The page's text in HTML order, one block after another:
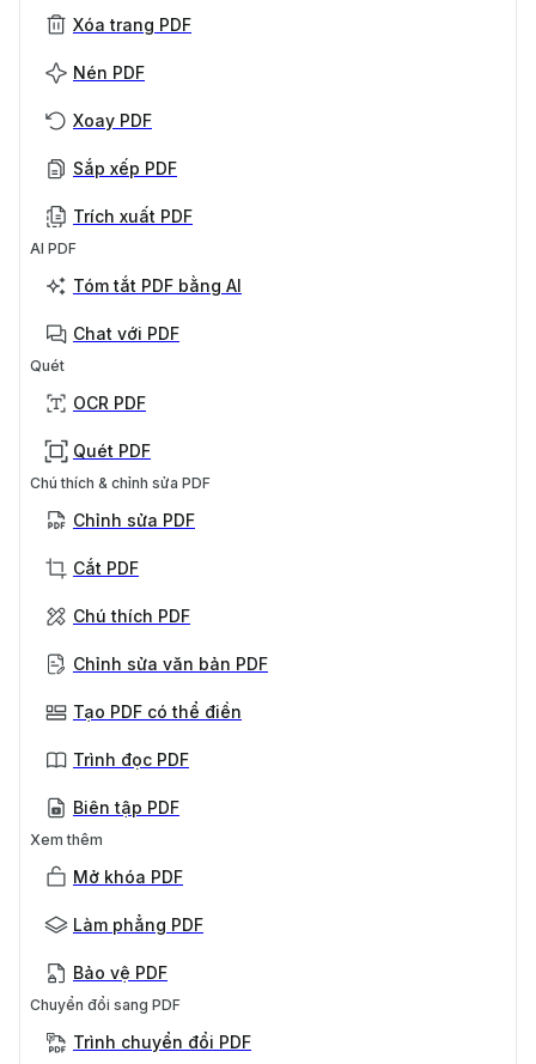
Xóa trang PDF
Nén PDF
Xoay PDF
Sắp xếp PDF
Trích xuất PDF
AI PDF
Tóm tắt PDF bằng AI
Chat với PDF
Quét
OCR PDF
Quét PDF
Chú thích & chỉnh sửa PDF
Chỉnh sửa PDF
Cắt PDF
Chú thích PDF
Chỉnh sửa văn bản PDF
Tạo PDF có thể điền
Trình đọc PDF
Biên tập PDF
Xem thêm
Mở khóa PDF
Làm phẳng PDF
Bảo vệ PDF
Chuyển đổi sang PDF
Trình chuyển đổi PDF